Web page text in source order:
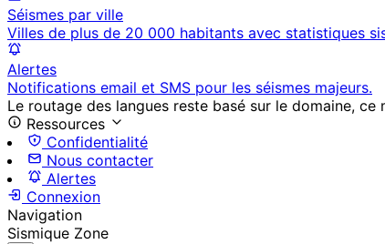
Séismes par ville
Villes de plus de 20 000 habitants avec statistiques
Alertes
Notifications email et SMS pour les séismes majeurs.
Le routage des langues reste basé sur le domaine,
Ressources
Confidentialité
Nous contacter
Alertes
Connexion
Navigation
Sismique Zone